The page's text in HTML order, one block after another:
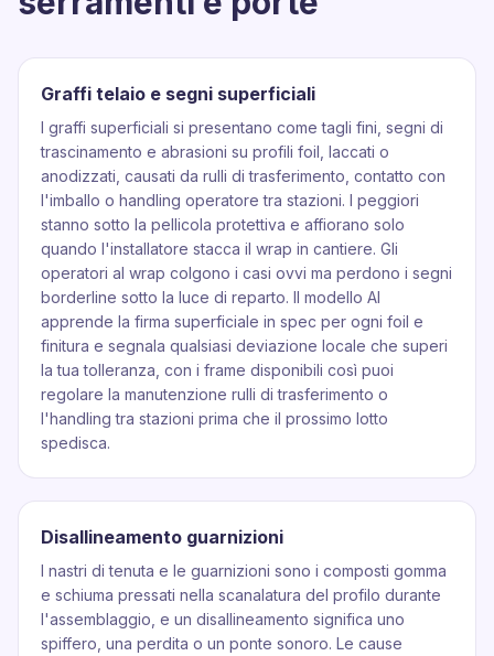
Graffi telaio e segni superficiali
I graffi superficiali si presentano come tagli fini, segni di
trascinamento e abrasioni su profili foil, laccati o
anodizzati, causati da rulli di trasferimento, contatto con
l'imballo o handling operatore tra stazioni. I peggiori
stanno sotto la pellicola protettiva e affiorano solo
quando l'installatore stacca il wrap in cantiere. Gli
operatori al wrap colgono i casi ovvi ma perdono i segni
borderline sotto la luce di reparto. Il modello AI
apprende la firma superficiale in spec per ogni foil e
finitura e segnala qualsiasi deviazione locale che superi
la tua tolleranza, con i frame disponibili così puoi
regolare la manutenzione rulli di trasferimento o
l'handling tra stazioni prima che il prossimo lotto
spedisca.
Disallineamento guarnizioni
I nastri di tenuta e le guarnizioni sono i composti gomma
e schiuma pressati nella scanalatura del profilo durante
l'assemblaggio, e un disallineamento significa uno
spiffero, una perdita o un ponte sonoro. Le cause